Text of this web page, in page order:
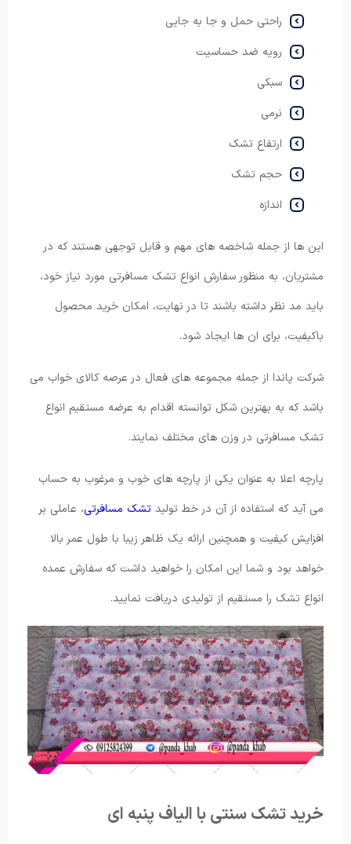
راحتی حمل و جا به جایی
رویه ضد حساسیت
سبکی
نرمی
ارتفاع تشک
حجم تشک
اندازه
این ها از جمله شاخصه های مهم و قابل توجهی هستند که در
مشتریان، به منظور سفارش انواع تشک مسافرتی مورد نیاز خود،
باید مد نظر داشته باشند تا در نهایت، امکان خرید محصول
باکیفیت، برای ان ها ایجاد شود.
شرکت پاندا از جمله مجموعه های فعال در عرصه کالای خواب می
باشد که به بهترین شکل توانسته اقدام به عرضه مستقیم انواع
تشک مسافرتی در وزن های مختلف نمایند.
پارچه اعلا به عنوان یکی از پارچه های خوب و مرغوب به حساب
می آید که استفاده از آن در خط تولید تشک مسافرتی، عاملی بر
افزایش کیفیت و همچنین ارائه یک ظاهر زیبا با طول عمر بالا
خواهد بود و شما این امکان را خواهید داشت که سفارش عمده
انواع تشک را مستقیم از تولیدی دریافت نمایید.
خرید تشک سنتی با الیاف پنبه ای